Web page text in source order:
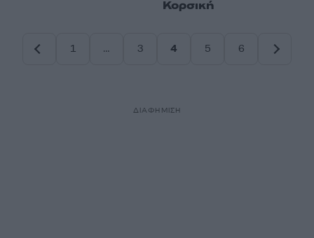
Κορσική
1
…
3
4
5
6
ΔΙΑΦΗΜΙΣΗ